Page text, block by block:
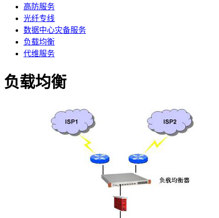
双线机柜租用
电信联通双线数据中心
电信机柜租用
电信直营数据中心
移动机柜租用
移动T4级数据中心
企业邮局
高防服务
光纤专线
数据中心灾备服务
负载均衡
代维服务
负载均衡